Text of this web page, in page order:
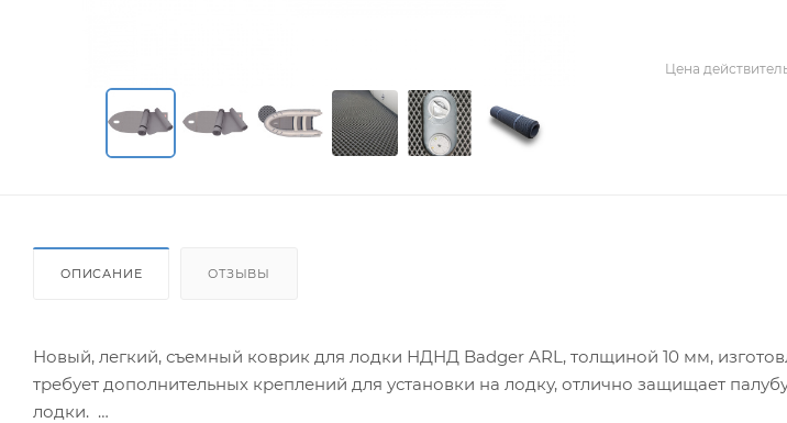
Цена
ОПИСАНИЕ ОТЗЫВЫ
Новый, легкий, съемный коврик для лодки НДНД Badger ARL, толщиной 10 мм,
требует дополнительных креплений для установки на лодку, отлично защищает
лодки.